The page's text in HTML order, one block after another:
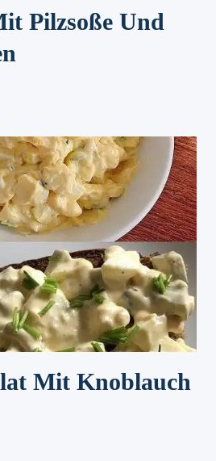
Pilzsoße Und
Mit Knoblauch